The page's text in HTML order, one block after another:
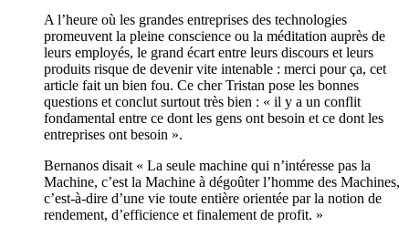
A l’heure où les grandes entreprises des technologies
promeuvent la pleine conscience ou la méditation auprès de
leurs employés, le grand écart entre leurs discours et leurs
produits risque de devenir vite intenable : merci pour ça, cet
article fait un bien fou. Ce cher Tristan pose les bonnes
questions et conclut surtout très bien : « il y a un conflit
fondamental entre ce dont les gens ont besoin et ce dont les
entreprises ont besoin ».
Bernanos disait « La seule machine qui n’intéresse pas la
Machine, c’est la Machine à dégoûter l’homme des Machines,
c’est-à-dire d’une vie toute entière orientée par la notion de
rendement, d’efficience et finalement de profit. »